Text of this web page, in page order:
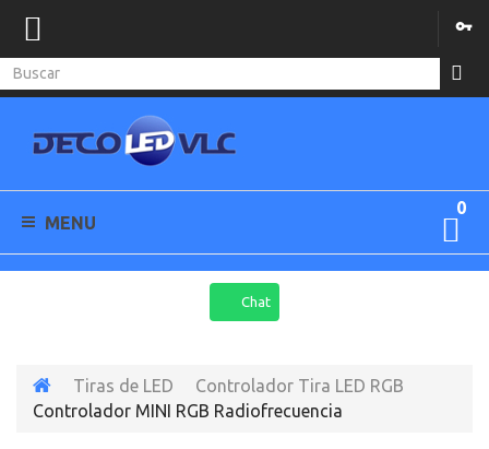
0
MENU
Chat
Tiras de LED
Controlador Tira LED RGB
Controlador MINI RGB Radiofrecuencia